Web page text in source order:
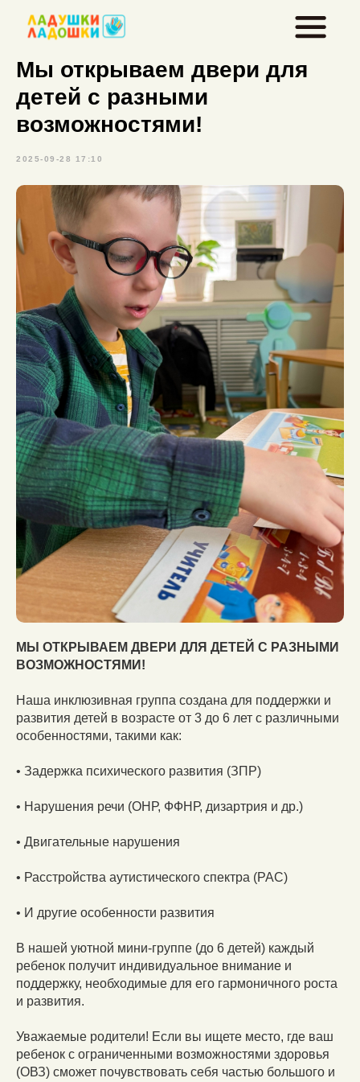
Мы открываем двери для
детей с разными
возможностями!
2025-09-28 17:10
МЫ ОТКРЫВАЕМ ДВЕРИ ДЛЯ ДЕТЕЙ С РАЗНЫМИ
ВОЗМОЖНОСТЯМИ!
Наша инклюзивная группа создана для поддержки и
развития детей в возрасте от 3 до 6 лет с различными
особенностями, такими как:
• Задержка психического развития (ЗПР)
• Нарушения речи (ОНР, ФФНР, дизартрия и др.)
• Двигательные нарушения
• Расстройства аутистического спектра (РАС)
• И другие особенности развития
В нашей уютной мини-группе (до 6 детей) каждый
ребенок получит индивидуальное внимание и
поддержку, необходимые для его гармоничного роста
и развития.
Уважаемые родители! Если вы ищете место, где ваш
ребенок с ограниченными возможностями здоровья
(ОВЗ) сможет почувствовать себя частью большого и